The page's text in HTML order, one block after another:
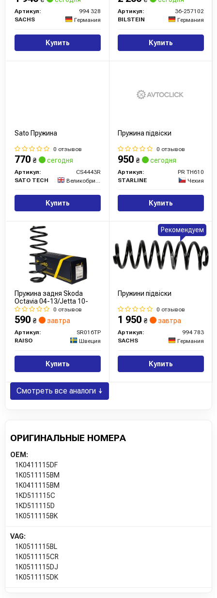
Артикул:
994 328
SACHS
Германия
Купить
Артикул:
36-257102
BILSTEIN
Германия
Купить
Sato Пружина
0 отзывов
770 ₴ сегодня
Артикул:
CS4443R
SATO TECH
Великобритания
Купить
Пружина підвіски
0 отзывов
950 ₴ сегодня
Артикул:
PR TH610
STARLINE
Чехия
Купить
Пружина задня Skoda
Octavia 04-13/Jetta 10-
0 отзывов
590 ₴ завтра
Артикул:
SR016TP
RAISO
Швеция
Купить
Пружини підвіски
0 отзывов
1 950 ₴ завтра
Артикул:
994 783
SACHS
Германия
Купить
Рекомендуем
Смотреть все аналоги ↓
ОРИГИНАЛЬНЫЕ НОМЕРА
OEM:
1K0411115DF
1K0511115BM
1K0411115BM
1KD511115C
1KD511115D
1K0511115BK
VAG:
1K0511115BL
1K0511115CR
1K0511115DJ
1K0511115DK